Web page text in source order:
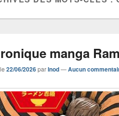
manga
22/06/2026parInod—Aucun